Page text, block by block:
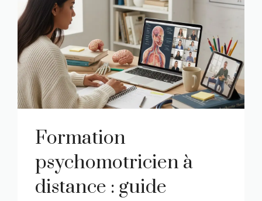
Formation
psychomotricien à
distance : guide